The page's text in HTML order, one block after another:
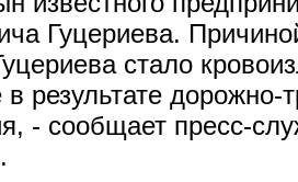
Гуцериева.
стало
результате дорожно-
- сообщает пресс-